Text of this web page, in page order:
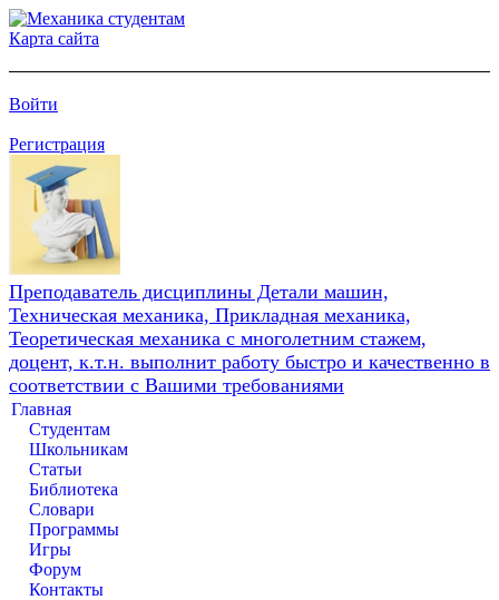
Карта сайта
Войти
Регистрация
Преподаватель дисциплины Детали машин,
Техническая механика, Прикладная механика,
Теоретическая механика с многолетним стажем,
доцент, к.т.н. выполнит работу быстро и качественно в
соответствии с Вашими требованиями
Главная
Студентам
Школьникам
Статьи
Библиотека
Словари
Программы
Игры
Форум
Контакты